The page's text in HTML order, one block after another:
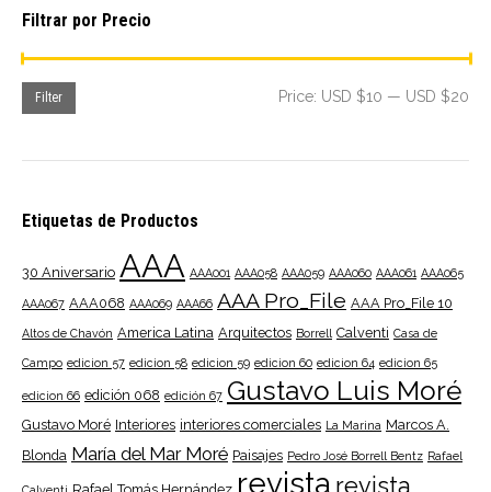
Filtrar por Precio
Filter Price: USD $10 — USD $20
Etiquetas de Productos
30 Aniversario AAA AAA001 AAA058 AAA059 AAA060 AAA061 AAA065
AAA067 AAA068 AAA069 AAA66 AAA Pro_File AAA Pro_File 10
Altos de Chavón America Latina Arquitectos Borrell Calventi Casa de
Campo edicion 57 edicion 58 edicion 59 edicion 60 edicion 64 edicion 65
edicion 66 edición 068 edición 67 Gustavo Luis Moré
Gustavo Moré Interiores interiores comerciales La Marina Marcos A.
Blonda María del Mar Moré Paisajes Pedro José Borrell Bentz Rafael
revista revista